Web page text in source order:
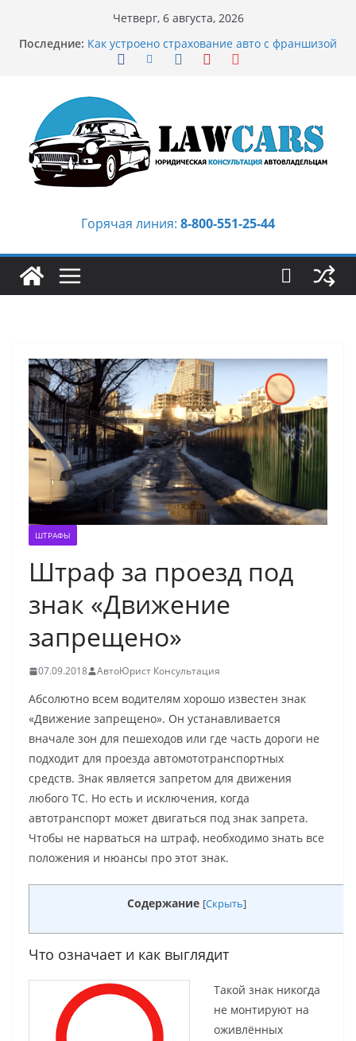
содержимому
Четверг, 6 августа, 2026
Последние:
Бриллиантовые серьги: вечная классика
или остромодный тренд?
Как устроено страхование авто с франшизой
превращается в стратегию
Аукцион мотоциклов: когда выбор
становится философией скорости
Срочный выкуп битых авто в Москве:
почему автовладельцы выбирают mos-auto
Горячая линия: 8-800-551-25-44
ШТРАФЫ
Штраф за проезд под
знак «Движение
запрещено»
07.09.2018 АвтоЮрист Консультация
Абсолютно всем водителям хорошо известен знак
«Движение запрещено». Он устанавливается
вначале зон для пешеходов или где часть дороги не
подходит для проезда автомототранспортных
средств. Знак является запретом для движения
любого ТС. Но есть и исключения, когда
автотранспорт может двигаться под знак запрета.
Чтобы не нарваться на штраф, необходимо знать все
положения и нюансы про этот знак.
Содержание [Скрыть]
Что означает и как выглядит
Такой знак никогда
не монтируют на
оживлённых